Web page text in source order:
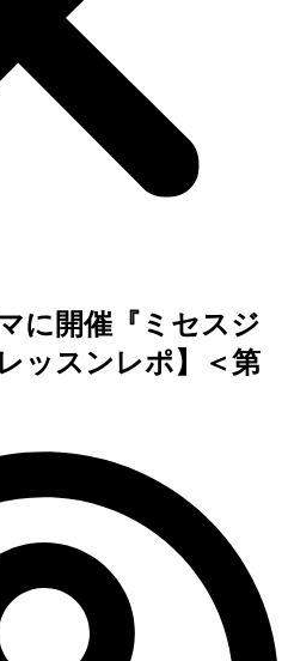
に開催『ミセスジ
ッスンレポ】＜第